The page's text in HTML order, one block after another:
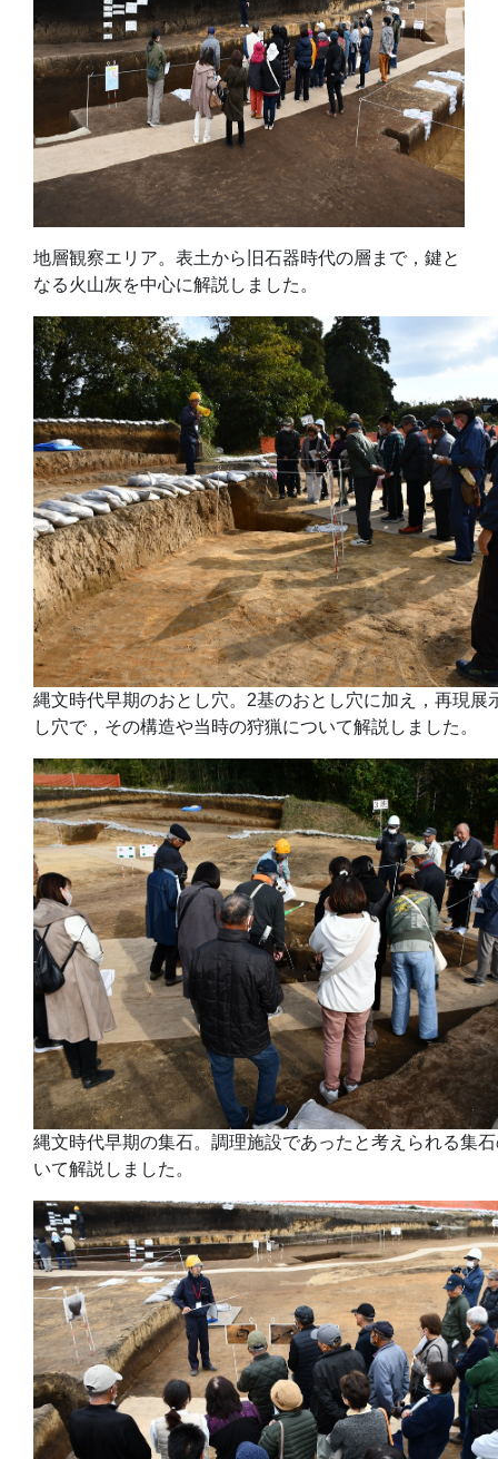
地層観察エリア。表土から旧石器時代の層まで，鍵と
なる火山灰を中心に解説しました。
縄文時代早期のおとし穴。2基のおとし穴に加え，再現展
し穴で，その構造や当時の狩猟について解説しました。
縄文時代早期の集石。調理施設であったと考えられる集
いて解説しました。